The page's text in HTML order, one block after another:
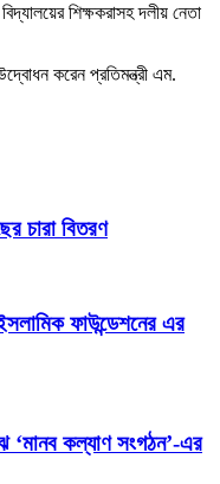
শিক্ষকরাসহ দলীয় নেতা
করেন প্রতিমন্ত্রী এম.
চারা বিতরণ
ফাউন্ডেশনের এর
‘মানব কল্যাণ সংগঠন’-এর